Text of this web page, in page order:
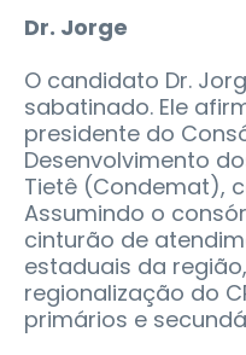
Dr. Jorge
O candidato Dr.
sabatinado. Ele
presidente do
Desenvolvimento
Tietê (Condemat),
Assumindo o
cinturão de
estaduais da
regionalização do
primários e